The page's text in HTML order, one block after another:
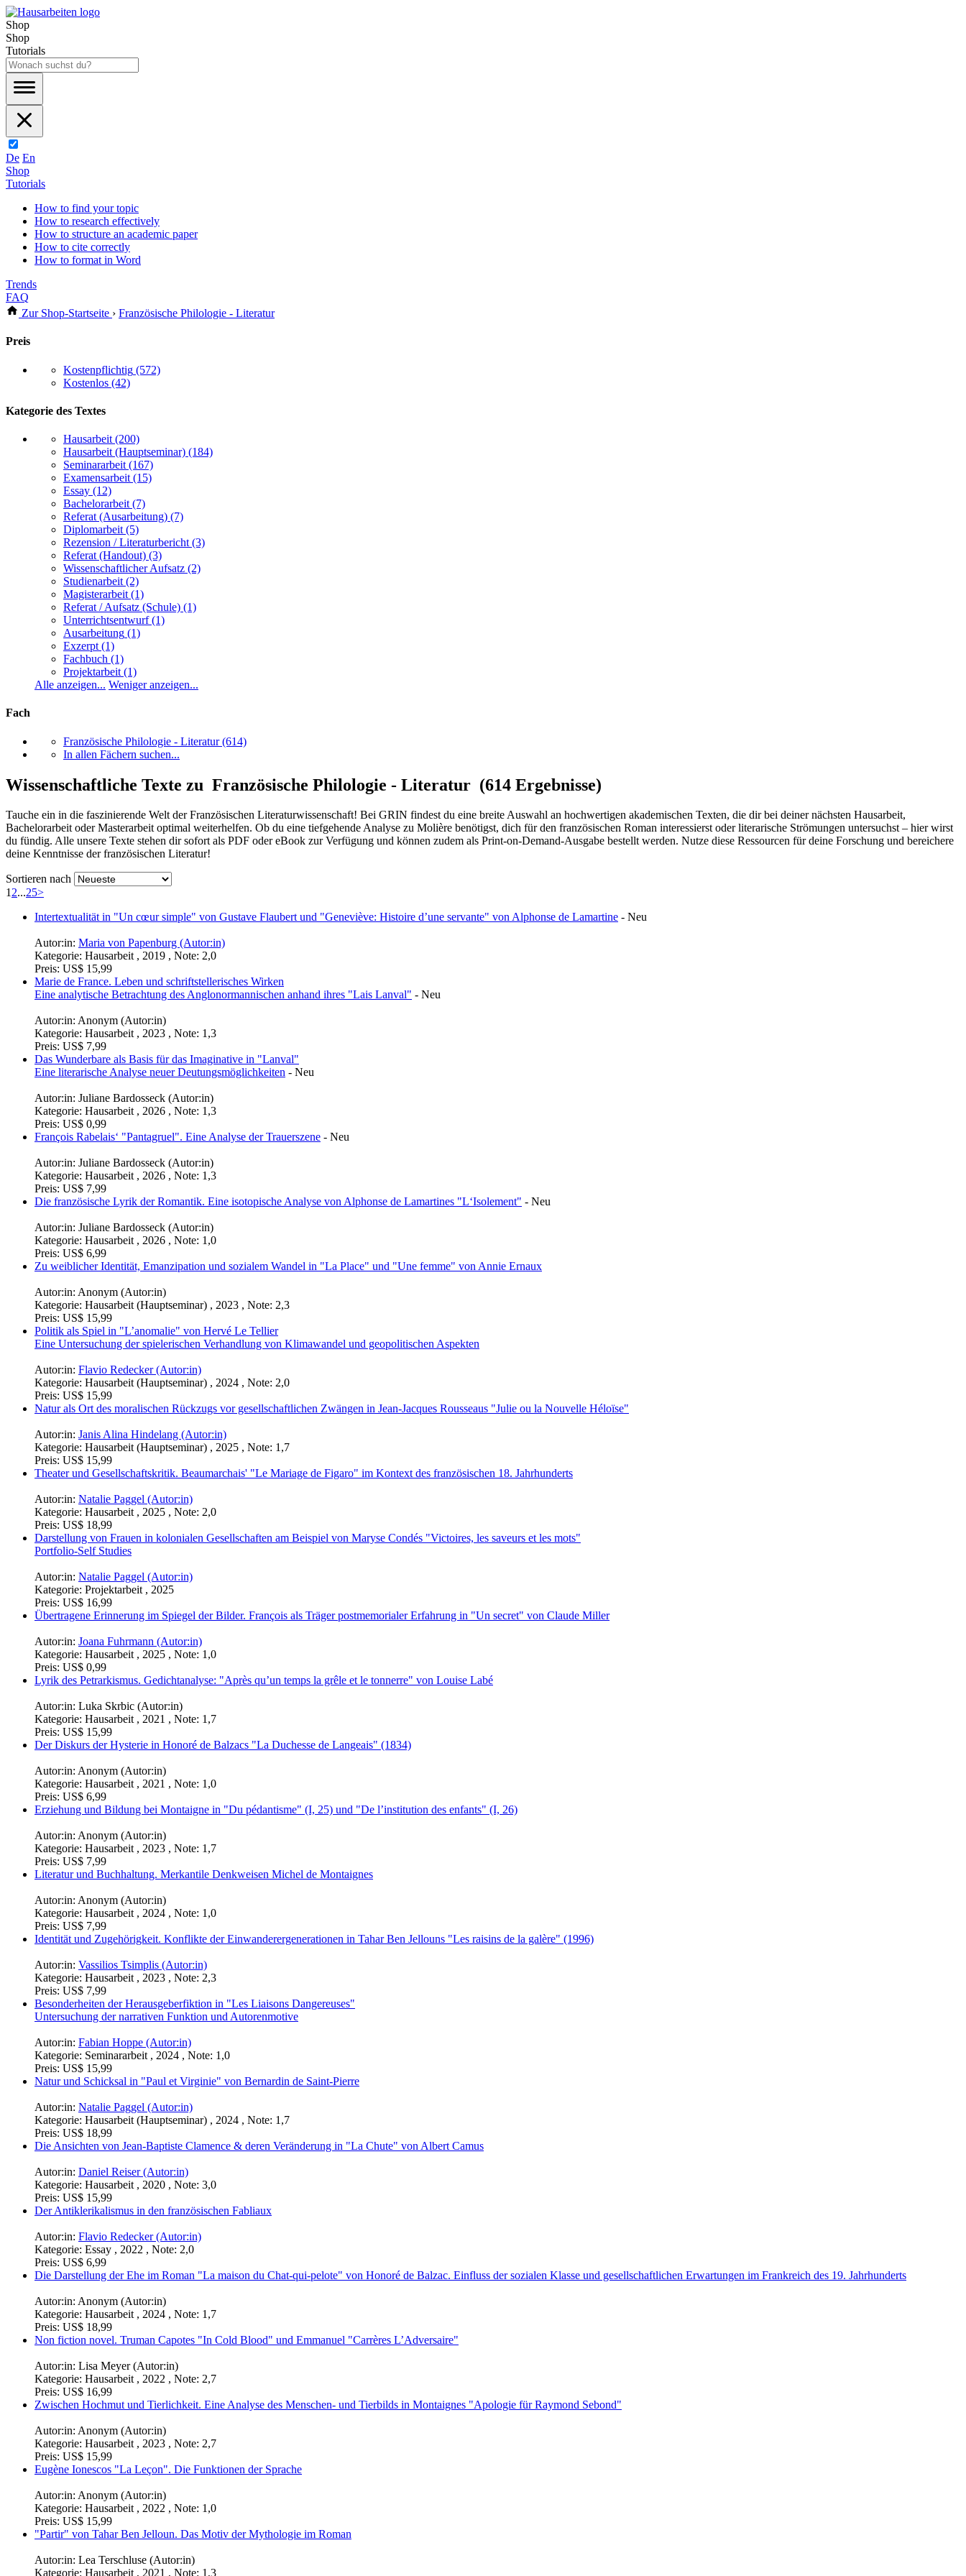
Shop
Shop
Tutorials
De En
Shop
Tutorials
How to find your topic
How to research effectively
How to structure an academic paper
How to cite correctly
How to format in Word
Trends
FAQ
Zur Shop-Startseite › Französische Philologie - Literatur
Preis
Kostenpflichtig (572)
Kostenlos (42)
Kategorie des Textes
Hausarbeit (200)
Hausarbeit (Hauptseminar) (184)
Seminararbeit (167)
Examensarbeit (15)
Essay (12)
Bachelorarbeit (7)
Referat (Ausarbeitung) (7)
Diplomarbeit (5)
Rezension / Literaturbericht (3)
Referat (Handout) (3)
Wissenschaftlicher Aufsatz (2)
Studienarbeit (2)
Magisterarbeit (1)
Referat / Aufsatz (Schule) (1)
Unterrichtsentwurf (1)
Ausarbeitung (1)
Exzerpt (1)
Fachbuch (1)
Projektarbeit (1)
Alle anzeigen... Weniger anzeigen...
Fach
Französische Philologie - Literatur (614)
In allen Fächern suchen...
Wissenschaftliche Texte zu Französische Philologie - Literatur (614 Ergebnisse)
Tauche ein in die faszinierende Welt der Französischen Literaturwissenschaft! Bei GRIN findest du eine breite Auswahl an hochwertigen akademischen Texten, die dir bei deiner nächsten Hausarbeit,
Bachelorarbeit oder Masterarbeit optimal weiterhelfen. Ob du eine tiefgehende Analyse zu Molière benötigst, dich für den französischen Roman interessierst oder literarische Strömungen untersuchst – hier wirst
du fündig. Alle unsere Texte stehen dir sofort als PDF oder eBook zur Verfügung und können zudem als Print-on-Demand-Ausgabe bestellt werden. Nutze diese Ressourcen für deine Forschung und bereichere
deine Kenntnisse der französischen Literatur!
Sortieren nach
12...25>
Intertextualität in "Un cœur simple" von Gustave Flaubert und "Geneviève: Histoire d’une servante" von Alphonse de Lamartine - Neu
Autor:in: Maria von Papenburg (Autor:in)
Kategorie: Hausarbeit , 2019 , Note: 2,0
Preis: US$ 15,99
Marie de France. Leben und schriftstellerisches Wirken
Eine analytische Betrachtung des Anglonormannischen anhand ihres "Lais Lanval" - Neu
Autor:in: Anonym (Autor:in)
Kategorie: Hausarbeit , 2023 , Note: 1,3
Preis: US$ 7,99
Das Wunderbare als Basis für das Imaginative in "Lanval"
Eine literarische Analyse neuer Deutungsmöglichkeiten - Neu
Autor:in: Juliane Bardosseck (Autor:in)
Kategorie: Hausarbeit , 2026 , Note: 1,3
Preis: US$ 0,99
François Rabelais‘ "Pantagruel". Eine Analyse der Trauerszene - Neu
Autor:in: Juliane Bardosseck (Autor:in)
Kategorie: Hausarbeit , 2026 , Note: 1,3
Preis: US$ 7,99
Die französische Lyrik der Romantik. Eine isotopische Analyse von Alphonse de Lamartines "L‘Isolement" - Neu
Autor:in: Juliane Bardosseck (Autor:in)
Kategorie: Hausarbeit , 2026 , Note: 1,0
Preis: US$ 6,99
Zu weiblicher Identität, Emanzipation und sozialem Wandel in "La Place" und "Une femme" von Annie Ernaux
Autor:in: Anonym (Autor:in)
Kategorie: Hausarbeit (Hauptseminar) , 2023 , Note: 2,3
Preis: US$ 15,99
Politik als Spiel in "L’anomalie" von Hervé Le Tellier
Eine Untersuchung der spielerischen Verhandlung von Klimawandel und geopolitischen Aspekten
Autor:in: Flavio Redecker (Autor:in)
Kategorie: Hausarbeit (Hauptseminar) , 2024 , Note: 2,0
Preis: US$ 15,99
Natur als Ort des moralischen Rückzugs vor gesellschaftlichen Zwängen in Jean-Jacques Rousseaus "Julie ou la Nouvelle Héloïse"
Autor:in: Janis Alina Hindelang (Autor:in)
Kategorie: Hausarbeit (Hauptseminar) , 2025 , Note: 1,7
Preis: US$ 15,99
Theater und Gesellschaftskritik. Beaumarchais' "Le Mariage de Figaro" im Kontext des französischen 18. Jahrhunderts
Autor:in: Natalie Paggel (Autor:in)
Kategorie: Hausarbeit , 2025 , Note: 2,0
Preis: US$ 18,99
Darstellung von Frauen in kolonialen Gesellschaften am Beispiel von Maryse Condés "Victoires, les saveurs et les mots"
Portfolio-Self Studies
Autor:in: Natalie Paggel (Autor:in)
Kategorie: Projektarbeit , 2025
Preis: US$ 16,99
Übertragene Erinnerung im Spiegel der Bilder. François als Träger postmemorialer Erfahrung in "Un secret" von Claude Miller
Autor:in: Joana Fuhrmann (Autor:in)
Kategorie: Hausarbeit , 2025 , Note: 1,0
Preis: US$ 0,99
Lyrik des Petrarkismus. Gedichtanalyse: "Après qu’un temps la grêle et le tonnerre" von Louise Labé
Autor:in: Luka Skrbic (Autor:in)
Kategorie: Hausarbeit , 2021 , Note: 1,7
Preis: US$ 15,99
Der Diskurs der Hysterie in Honoré de Balzacs "La Duchesse de Langeais" (1834)
Autor:in: Anonym (Autor:in)
Kategorie: Hausarbeit , 2021 , Note: 1,0
Preis: US$ 6,99
Erziehung und Bildung bei Montaigne in "Du pédantisme" (I, 25) und "De l’institution des enfants" (I, 26)
Autor:in: Anonym (Autor:in)
Kategorie: Hausarbeit , 2023 , Note: 1,7
Preis: US$ 7,99
Literatur und Buchhaltung. Merkantile Denkweisen Michel de Montaignes
Autor:in: Anonym (Autor:in)
Kategorie: Hausarbeit , 2024 , Note: 1,0
Preis: US$ 7,99
Identität und Zugehörigkeit. Konflikte der Einwanderergenerationen in Tahar Ben Jellouns "Les raisins de la galère" (1996)
Autor:in: Vassilios Tsimplis (Autor:in)
Kategorie: Hausarbeit , 2023 , Note: 2,3
Preis: US$ 7,99
Besonderheiten der Herausgeberfiktion in "Les Liaisons Dangereuses"
Untersuchung der narrativen Funktion und Autorenmotive
Autor:in: Fabian Hoppe (Autor:in)
Kategorie: Seminararbeit , 2024 , Note: 1,0
Preis: US$ 15,99
Natur und Schicksal in "Paul et Virginie" von Bernardin de Saint-Pierre
Autor:in: Natalie Paggel (Autor:in)
Kategorie: Hausarbeit (Hauptseminar) , 2024 , Note: 1,7
Preis: US$ 18,99
Die Ansichten von Jean-Baptiste Clamence & deren Veränderung in "La Chute" von Albert Camus
Autor:in: Daniel Reiser (Autor:in)
Kategorie: Hausarbeit , 2020 , Note: 3,0
Preis: US$ 15,99
Der Antiklerikalismus in den französischen Fabliaux
Autor:in: Flavio Redecker (Autor:in)
Kategorie: Essay , 2022 , Note: 2,0
Preis: US$ 6,99
Die Darstellung der Ehe im Roman "La maison du Chat-qui-pelote" von Honoré de Balzac. Einfluss der sozialen Klasse und gesellschaftlichen Erwartungen im Frankreich des 19. Jahrhunderts
Autor:in: Anonym (Autor:in)
Kategorie: Hausarbeit , 2024 , Note: 1,7
Preis: US$ 18,99
Non fiction novel. Truman Capotes "In Cold Blood" und Emmanuel "Carrères L’Adversaire"
Autor:in: Lisa Meyer (Autor:in)
Kategorie: Hausarbeit , 2022 , Note: 2,7
Preis: US$ 16,99
Zwischen Hochmut und Tierlichkeit. Eine Analyse des Menschen- und Tierbilds in Montaignes "Apologie für Raymond Sebond"
Autor:in: Anonym (Autor:in)
Kategorie: Hausarbeit , 2023 , Note: 2,7
Preis: US$ 15,99
Eugène Ionescos "La Leçon". Die Funktionen der Sprache
Autor:in: Anonym (Autor:in)
Kategorie: Hausarbeit , 2022 , Note: 1,0
Preis: US$ 15,99
"Partir" von Tahar Ben Jelloun. Das Motiv der Mythologie im Roman
Autor:in: Lea Terschluse (Autor:in)
Kategorie: Hausarbeit , 2021 , Note: 1,3